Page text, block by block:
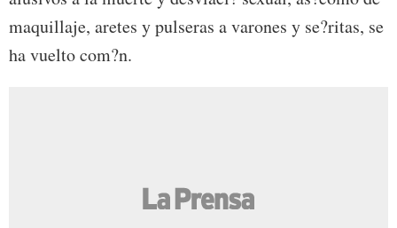
maquillaje, aretes y pulseras a varones y se?ritas, se
ha vuelto com?n.